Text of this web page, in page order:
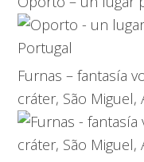
Furnas – fantasía
cráter, São Miguel,